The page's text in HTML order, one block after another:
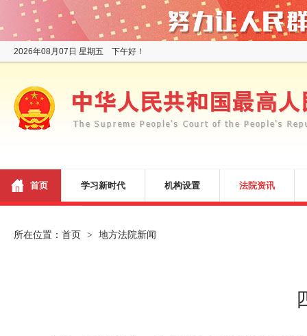
2026年08月07日 星期五 下午好！
首页 学习新时代 机构设置 法院资讯
所在位置： 首页 > 地方法院新闻